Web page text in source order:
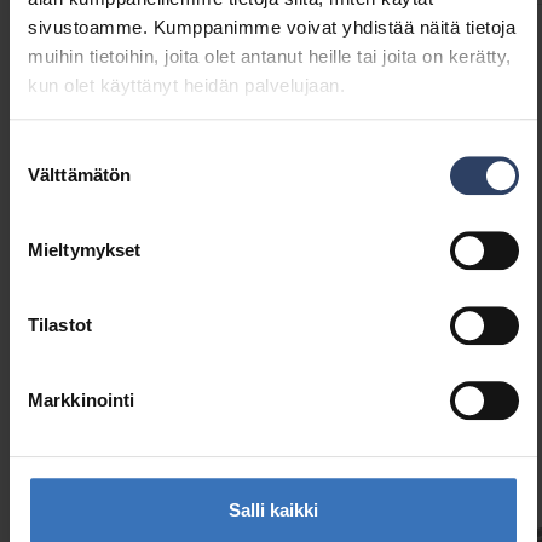
sivustoamme. Kumppanimme voivat yhdistää näitä tietoja
muihin tietoihin, joita olet antanut heille tai joita on kerätty,
kun olet käyttänyt heidän palvelujaan.
valinta
Välttämätön
Mieltymykset
Tilastot
Markkinointi
Salli kaikki
Rakenne
Varaosa
Samankaltaiset tuotteet